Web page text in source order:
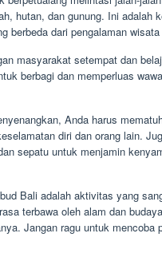
hutan, dan gunung. Ini adalah
berbeda dari pengalaman
masyarakat setempat dan
berbagi dan memperluas
Anda harus
diri dan orang lain.
sepatu untuk menjamin
Bali adalah aktivitas yang
terbawa oleh alam dan
Jangan ragu untuk mencoba